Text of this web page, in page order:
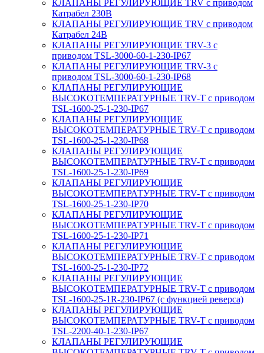
КЛАПАНЫ РЕГУЛИРУЮЩИЕ TRV с приводом
Катрабел 230В
КЛАПАНЫ РЕГУЛИРУЮЩИЕ TRV с приводом
Катрабел 24В
КЛАПАНЫ РЕГУЛИРУЮЩИЕ TRV-3 с
приводом TSL-3000-60-1-230-IP67
КЛАПАНЫ РЕГУЛИРУЮЩИЕ TRV-3 с
приводом TSL-3000-60-1-230-IP68
КЛАПАНЫ РЕГУЛИРУЮЩИЕ
ВЫСОКОТЕМПЕРАТУРНЫЕ TRV-T с приводом
TSL-1600-25-1-230-IP67
КЛАПАНЫ РЕГУЛИРУЮЩИЕ
ВЫСОКОТЕМПЕРАТУРНЫЕ TRV-T с приводом
TSL-1600-25-1-230-IP68
КЛАПАНЫ РЕГУЛИРУЮЩИЕ
ВЫСОКОТЕМПЕРАТУРНЫЕ TRV-T с приводом
TSL-1600-25-1-230-IP69
КЛАПАНЫ РЕГУЛИРУЮЩИЕ
ВЫСОКОТЕМПЕРАТУРНЫЕ TRV-T с приводом
TSL-1600-25-1-230-IP70
КЛАПАНЫ РЕГУЛИРУЮЩИЕ
ВЫСОКОТЕМПЕРАТУРНЫЕ TRV-T с приводом
TSL-1600-25-1-230-IP71
КЛАПАНЫ РЕГУЛИРУЮЩИЕ
ВЫСОКОТЕМПЕРАТУРНЫЕ TRV-T с приводом
TSL-1600-25-1-230-IP72
КЛАПАНЫ РЕГУЛИРУЮЩИЕ
ВЫСОКОТЕМПЕРАТУРНЫЕ TRV-T с приводом
TSL-1600-25-1R-230-IP67 (с функцией реверса)
КЛАПАНЫ РЕГУЛИРУЮЩИЕ
ВЫСОКОТЕМПЕРАТУРНЫЕ TRV-T с приводом
TSL-2200-40-1-230-IP67
КЛАПАНЫ РЕГУЛИРУЮЩИЕ